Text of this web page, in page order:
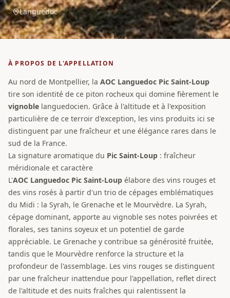
Languedoc
À PROPOS DE L'APPELLATION
Au nord de Montpellier, la AOC Languedoc Pic Saint-Loup
tire son identité de ce piton rocheux qui domine fièrement le
vignoble languedocien. Grâce à l'altitude et à l'exposition
particulière de ce terroir d'exception, les vins produits ici se
distinguent par une fraîcheur et une élégance rares dans le
sud de la France.
La signature aromatique du Pic Saint-Loup : fraîcheur
méridionale et caractère
L'AOC Languedoc Pic Saint-Loup élabore des vins rouges et
des vins rosés à partir d'un trio de cépages emblématiques
du Midi : la Syrah, le Grenache et le Mourvèdre. La Syrah,
cépage dominant, apporte au vignoble ses notes poivrées et
florales, ses tanins soyeux et un potentiel de garde
appréciable. Le Grenache y contribue sa générosité fruitée,
tandis que le Mourvèdre renforce la structure et la
profondeur de l'assemblage. Les vins rouges se distinguent
par une fraîcheur inattendue pour l'appellation, reflet direct
de l'altitude et des nuits fraîches qui ralentissent la